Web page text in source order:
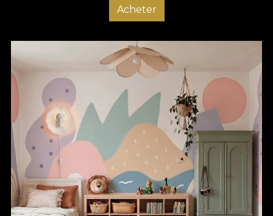
Acheter